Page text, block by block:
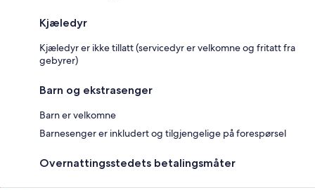
Kjæledyr
Kjæledyr er ikke tillatt (servicedyr er velkomne og fritatt fra
gebyrer)
Barn og ekstrasenger
Barn er velkomne
Barnesenger er inkludert og tilgjengelige på forespørsel
Overnattingsstedets betalingsmåter